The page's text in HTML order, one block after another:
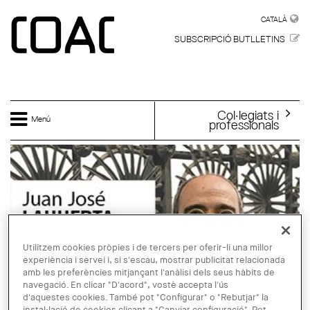
CATALÀ
SUBSCRIPCIÓ BUTLLETINS
Menú Col·legiats i
professionals
Utilitzem cookies pròpies i de tercers per oferir-li una millor
experiència i servei i, si s'escau, mostrar publicitat relacionada
amb les preferències mitjançant l'anàlisi dels seus hàbits de
navegació. En clicar "D'acord", vostè accepta l'ús
d'aquestes cookies. També pot "Configurar" o "Rebutjar" la